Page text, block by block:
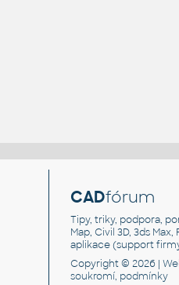
CADfórum
Tipy, triky, podpora,
Map, Civil 3D, 3ds
aplikace (support
Copyright © 2026 |
soukromí, podmínky